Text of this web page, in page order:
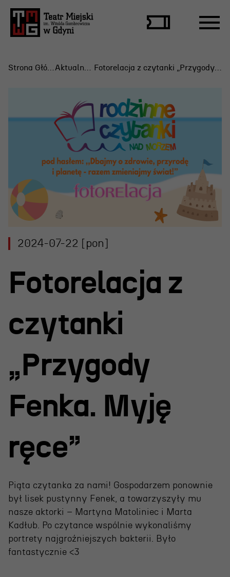
Repertuar
Scena Letnia
Aktualne spektakle
Archiwum spektakli
Gdyńska Nagroda Dramaturgiczna
Żurowskiego
Teatr
Historia teatru
Zespół artystyczny
Aktualności
Dostępny Teatr Miejski
Wynajem scen i spektakli
Spektakle wyjazdowe
Sponsorzy
Kontakt & Zespół
Fotorelacja z czytanki „Przygody Fenka. Myję ręce”
2024-07-22 [pon]
Fotorelacja z
czytanki
„Przygody
Fenka. Myję
ręce”
Piąta czytanka za nami! Gospodarzem ponownie
był lisek pustynny Fenek, a towarzyszyły mu
nasze aktorki – Martyna Matoliniec i Marta
Kadłub. Po czytance wspólnie wykonaliśmy
portrety najgroźniejszych bakterii. Było
fantastycznie <3